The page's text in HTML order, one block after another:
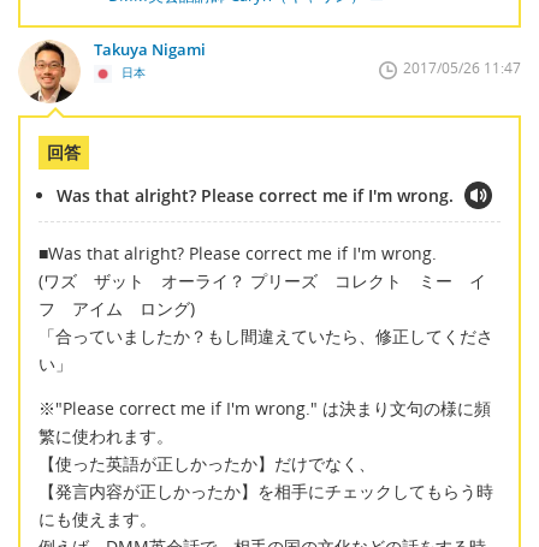
Takuya Nigami
日本 2017/05/26 11:47
回答
Was that alright? Please correct me if I'm wrong.
■Was that alright? Please correct me if I'm wrong.
(ワズ ザット オーライ？ プリーズ コレクト ミー イ
フ アイム ロング)
「合っていましたか？もし間違えていたら、修正してくださ
い」
※"Please correct me if I'm wrong." は決まり文句の様に頻
繁に使われます。
【使った英語が正しかったか】だけでなく、
【発言内容が正しかったか】を相手にチェックしてもらう時
にも使えます。